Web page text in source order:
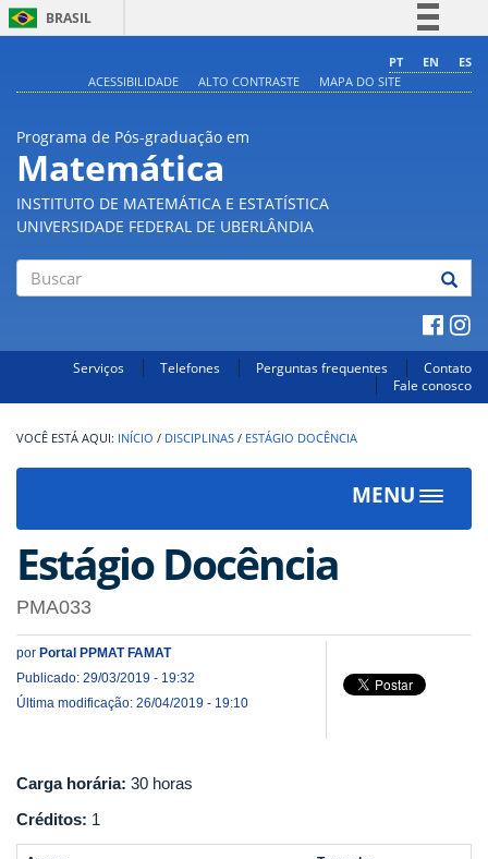
BRASIL
Comunica BR
PT EN
ES
ACESSIBILIDADE
ALTO CONTRASTE MAPA DO SITE
Programa de Pós-graduação em
Matemática
INSTITUTO DE MATEMÁTICA E ESTATÍSTICA
UNIVERSIDADE FEDERAL DE UBERLÂNDIA
Serviços Telefones Perguntas frequentes
Contato
Fale conosco
INÍCIO / DISCIPLINAS / ESTÁGIO DOCÊNCIA
MENU
Toggle
Estágio Docência
PMA033
por Portal PPMAT FAMAT
Publicado: 29/03/2019 - 19:32
Última modificação: 26/04/2019 - 19:10
Carga horária: 30 horas
Créditos: 1